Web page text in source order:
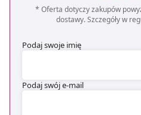
* Oferta dotyczy zakupów
dostawy. Szczegóły w
Podaj swoje imię
Podaj swój e-mail